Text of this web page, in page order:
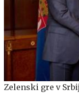
Zelenski gre v